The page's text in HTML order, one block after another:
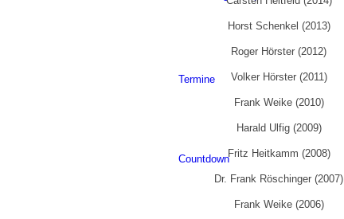
Termine
Countdown
Horst Schenkel (2013)
Roger Hörster (2012)
Volker Hörster (2011)
Frank Weike (2010)
Harald Ulfig (2009)
Fritz Heitkamm (2008)
Dr. Frank Röschinger (2007)
Frank Weike (2006)